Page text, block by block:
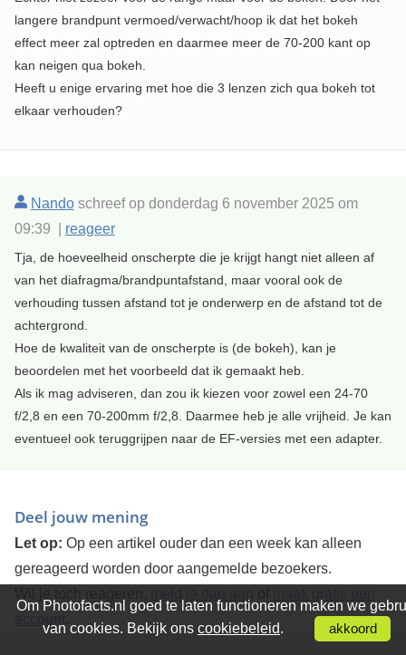
langere brandpunt vermoed/verwacht/hoop ik dat het bokeh
effect meer zal optreden en daarmee meer de 70-200 kant op
kan neigen qua bokeh.
Heeft u enige ervaring met hoe die 3 lenzen zich qua bokeh tot
elkaar verhouden?
Nandoschreef op donderdag 6 november 2025 om
09:39 | reageer
Tja, de hoeveelheid onscherpte die je krijgt hangt niet alleen af
van het diafragma/brandpuntafstand, maar vooral ook de
verhouding tussen afstand tot je onderwerp en de afstand tot de
achtergrond.
Hoe de kwaliteit van de onscherpte is (de bokeh), kan je
beoordelen met het voorbeeld dat ik gemaakt heb.
Als ik mag adviseren, dan zou ik kiezen voor zowel een 24-70
f/2,8 en een 70-200mm f/2,8. Daarmee heb je alle vrijheid. Je kan
eventueel ook teruggrijpen naar de EF-versies met een adapter.
Deel jouw mening
Let op: Op een artikel ouder dan een week kan alleen
gereageerd worden door aangemelde bezoekers.
Om Photofacts.nl goed te laten functioneren maken we
van cookies. Bekijk ons cookiebeleid. akkoord